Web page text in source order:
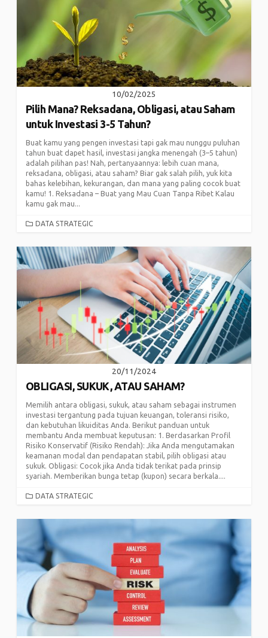
10/02/2025
Pilih Mana? Reksadana, Obligasi, atau Saham
untuk Investasi 3-5 Tahun?
Buat kamu yang pengen investasi tapi gak mau nunggu puluhan
tahun buat dapet hasil, investasi jangka menengah (3–5 tahun)
adalah pilihan pas! Nah, pertanyaannya: lebih cuan mana,
reksadana, obligasi, atau saham? Biar gak salah pilih, yuk kita
bahas kelebihan, kekurangan, dan mana yang paling cocok buat
kamu! 1. Reksadana – Buat yang Mau Cuan Tanpa Ribet Kalau
kamu gak mau...
CATEGORIES
DATA STRATEGIC
20/11/2024
OBLIGASI, SUKUK, ATAU SAHAM?
Memilih antara obligasi, sukuk, atau saham sebagai instrumen
investasi tergantung pada tujuan keuangan, toleransi risiko,
dan kebutuhan likuiditas Anda. Berikut panduan untuk
membantu Anda membuat keputusan: 1. Berdasarkan Profil
Risiko Konservatif (Risiko Rendah): Jika Anda mengutamakan
keamanan modal dan pendapatan stabil, pilih obligasi atau
sukuk. Obligasi: Cocok jika Anda tidak terikat pada prinsip
syariah. Memberikan bunga tetap (kupon) secara berkala....
CATEGORIES
DATA STRATEGIC